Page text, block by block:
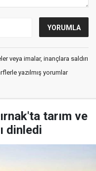
veya imalar, inançlara saldırı
yazılmış yorumlar
tarım ve
dinledi